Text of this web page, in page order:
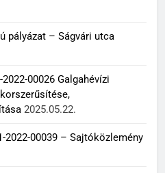
pályázat – Ságvári utca
2022-00026 Galgahévízi
2025.05.22.
2022-00039 – Sajtóközlemény